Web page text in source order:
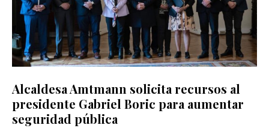
Alcaldesa Amtmann solicita recursos al
presidente Gabriel Boric para aumentar
seguridad pública